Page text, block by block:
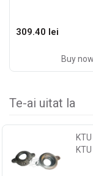
309.40 lei
Buy now
Te-ai uitat la
KTU